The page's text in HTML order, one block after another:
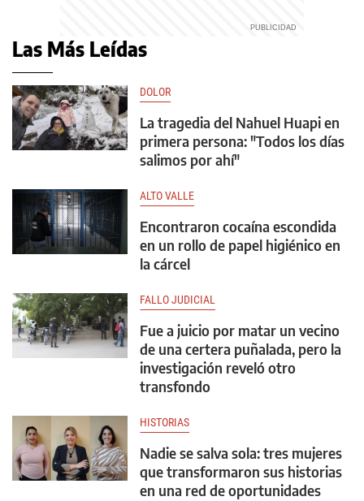
Las Más Leídas
DOLOR
La tragedia del Nahuel Huapi en
primera persona: "Todos los días
salimos por ahí"
ALTO VALLE
Encontraron cocaína escondida
en un rollo de papel higiénico en
la cárcel
FALLO JUDICIAL
Fue a juicio por matar un vecino
de una certera puñalada, pero la
investigación reveló otro
transfondo
HISTORIAS
Nadie se salva sola: tres mujeres
que transformaron sus historias
en una red de oportunidades